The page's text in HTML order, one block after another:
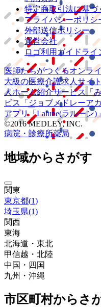
特定商取引法に基づ
プライバシーポリシ
外部送信ポリシー
運営会社
ロゴ利用ガイドライ
医師たちがつくるオンラ
大級の医療介護求人サイト
人ホーム紹介サービス
「
ビス
「ジョブメドレーア
アプリ「Lalune(ラルーン)」
©2016 MEDLEY, INC.
病院・診療所薬局
地域からさがす
関東
東京都(1)
埼玉県(1)
関西
東海
北海道・東北
甲信越・北陸
中国・四国
九州・沖縄
市区町村からさ